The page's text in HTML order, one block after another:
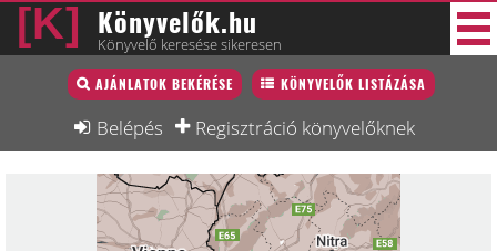
Könyvelők.hu
Könyvelő keresése sikeresen
AJÁNLATOK BEKÉRÉSE KÖNYVELŐK LISTÁZÁSA
Belépés Regisztráció könyvelőknek
Könyvelő lista
Könyvelési munkák